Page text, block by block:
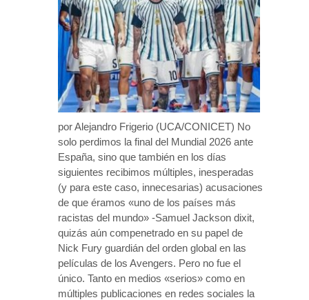
por Alejandro Frigerio (UCA/CONICET) No
solo perdimos la final del Mundial 2026 ante
España, sino que también en los días
siguientes recibimos múltiples, inesperadas
(y para este caso, innecesarias) acusaciones
de que éramos «uno de los países más
racistas del mundo» -Samuel Jackson dixit,
quizás aún compenetrado en su papel de
Nick Fury guardián del orden global en las
películas de los Avengers. Pero no fue el
único. Tanto en medios «serios» como en
múltiples publicaciones en redes sociales la